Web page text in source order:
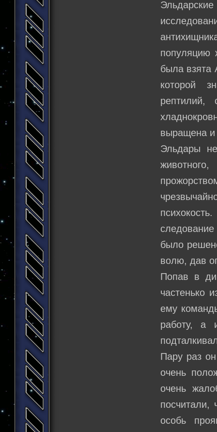
популяцию
была взята
которой
рептилий,
выращена и
Эльдары
было
волю, дав
Попав в
частенько
ему
работу, а
Пару раз
очень
очень
посчитали,
особь